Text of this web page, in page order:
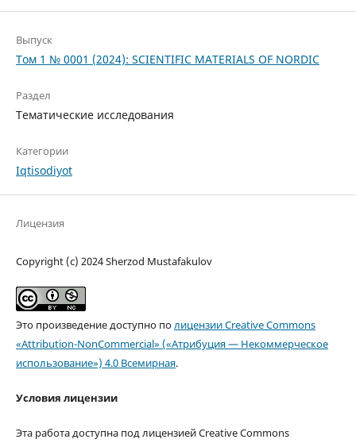
Выпуск
Том 1 № 0001 (2024): SCIENTIFIC MATERIALS OF NORDIC
Раздел
Тематические исследования
Категории
Iqtisodiyot
Лицензия
Copyright (c) 2024 Sherzod Mustafakulov
Это произведение доступно по лицензии Creative Commons
«Attribution-NonCommercial» («Атрибуция — Некоммерческое
использование») 4.0 Всемирная.
Условия лицензии
Эта работа доступна под лицензией Creative Commons